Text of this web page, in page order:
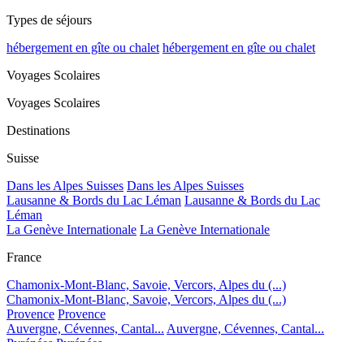
Types de séjours
hébergement en gîte ou chalet hébergement en gîte ou chalet
Voyages Scolaires
Voyages Scolaires
Destinations
Suisse
Dans les Alpes Suisses Dans les Alpes Suisses
Lausanne & Bords du Lac Léman Lausanne & Bords du Lac
Léman
La Genève Internationale La Genève Internationale
France
Chamonix-Mont-Blanc, Savoie, Vercors, Alpes du (...)
Chamonix-Mont-Blanc, Savoie, Vercors, Alpes du (...)
Provence Provence
Auvergne, Cévennes, Cantal... Auvergne, Cévennes, Cantal...